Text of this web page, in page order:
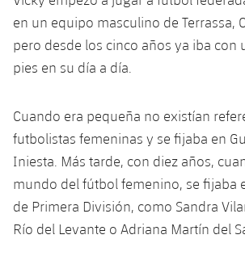
plusicon
más
Spotify Camp Nou
Palau Blaugrana
Estadi Johan Cruyff
SUB13
SUB12
SUB11 A
SUB11 B
SUB10 A
SUB10 B
SUB13 B
SUB12 C
SUB11 C
Entradas
Resultados
Clasificación
Jugadores
Base
Barça Atlètic
Cadete A
Cadete B
Infantil A
Campus Verano
PLUSICON
MÁS
Actualidad
Calendario
Entradas
Barça Atlètic
plusicon
más
Actualidad
Base
plusicon
más
Actualidad
en un equipo masculino de Terrassa,
pero desde los cinco años ya iba con
pies en su día a día.
Cuando era pequeña no existían
futbolistas femeninas y se fijaba en
Iniesta. Más tarde, con diez años,
mundo del fútbol femenino, se fijaba
de Primera División, como Sandra
Río del Levante o Adriana Martín del